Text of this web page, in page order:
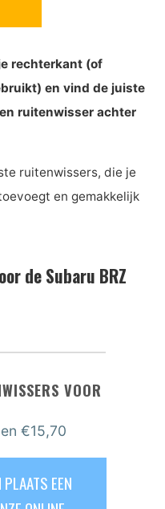
rechterkant (of
en vind de juiste
ruitenwisser achter
ruitenwissers, die je
en gemakkelijk
de Subaru BRZ
VOOR
en €15,70
EEN